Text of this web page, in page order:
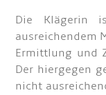
Die Klägerin
ausreichendem
Ermittlung und
Der hiergegen
nicht